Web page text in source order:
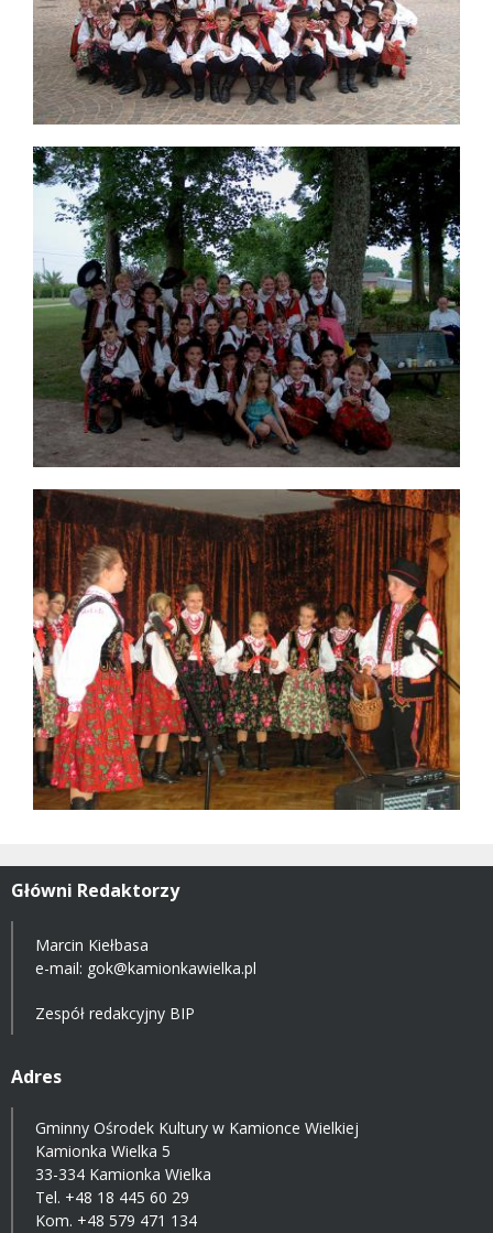
Główni Redaktorzy
Marcin Kiełbasa
e-mail: gok@kamionkawielka.pl
Zespół redakcyjny BIP
Adres
Gminny Ośrodek Kultury w Kamionce Wielkiej
Kamionka Wielka 5
33-334 Kamionka Wielka
Tel. +48 18 445 60 29
Kom. +48 579 471 134